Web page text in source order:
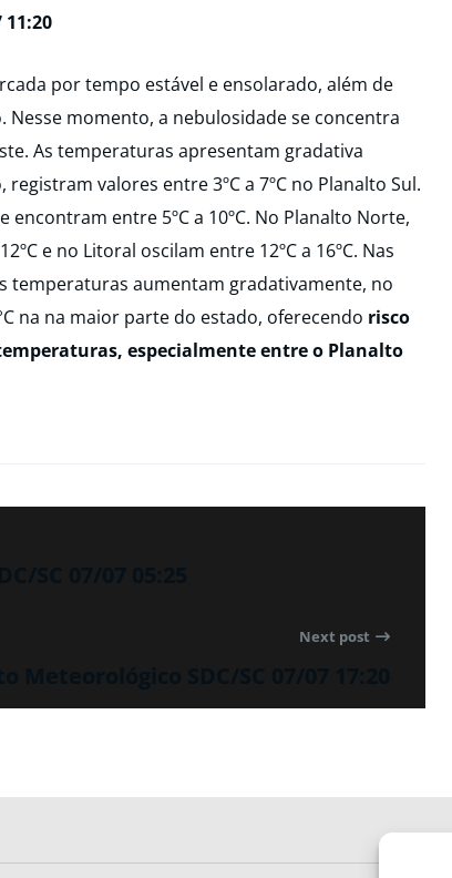
por tempo estável e ensolarado, além de
momento, a nebulosidade se concentra
As temperaturas apresentam gradativa
valores entre 3ºC a 7ºC no Planalto Sul.
entre 5ºC a 10ºC. No Planalto Norte,
e no Litoral oscilam entre 12ºC a 16ºC. Nas
temperaturas aumentam gradativamente, no
na na maior parte do estado, oferecendo risco
especialmente entre o Planalto
Next post